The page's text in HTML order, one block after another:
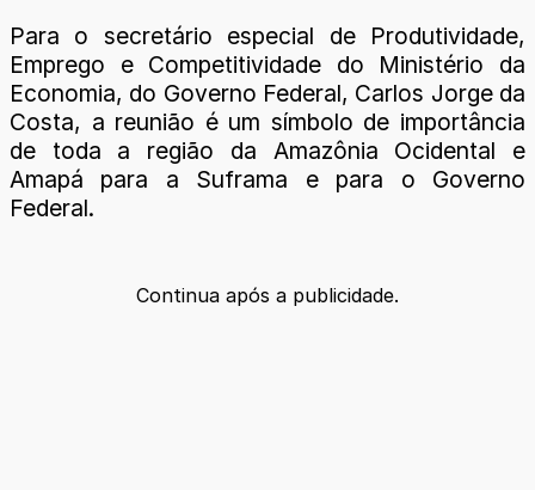
Para o secretário especial de Produtividade,
Emprego e Competitividade do Ministério da
Economia, do Governo Federal, Carlos Jorge da
Costa, a reunião é um símbolo de importância
de toda a região da Amazônia Ocidental e
Amapá para a Suframa e para o Governo
Federal.
Continua após a publicidade.